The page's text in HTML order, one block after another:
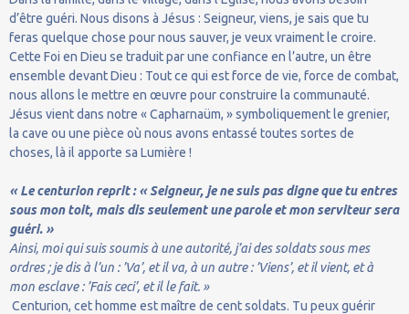
d’être guéri. Nous disons à Jésus : Seigneur, viens, je sais que tu
feras quelque chose pour nous sauver, je veux vraiment le croire.
Cette Foi en Dieu se traduit par une confiance en l’autre, un être
ensemble devant Dieu : Tout ce qui est force de vie, force de combat,
nous allons le mettre en œuvre pour construire la communauté.
Jésus vient dans notre « Capharnaüm, » symboliquement le grenier,
la cave ou une pièce où nous avons entassé toutes sortes de
choses, là il apporte sa Lumière !
« Le centurion reprit : « Seigneur, je ne suis pas digne que tu entres
sous mon toit, mais dis seulement une parole et mon serviteur sera
guéri. »
Ainsi, moi qui suis soumis à une autorité, j’ai des soldats sous mes
ordres ; je dis à l’un : ’Va’, et il va, à un autre : ’Viens’, et il vient, et à
mon esclave : ’Fais ceci’, et il le fait. »
Centurion, cet homme est maître de cent soldats. Tu peux guérir